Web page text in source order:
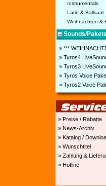
Instrumentals
Latin & Ballsaal
Weihnachten &
Sounds/
» ***
» Tyros4
» Tyros3
» Tyros Voice
» Tyros2 Voice
» Preise / Rabatte
» News-Archiv
» Katalog /
» Wunschtitel
» Zahlung &
» Hotline